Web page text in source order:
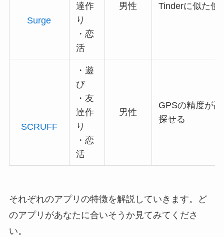
Surge
達作
り
・恋
活
男性 Tinderに似た使
SCRUFF
・遊
び
・友
達作
り
・恋
活
男性
GPSの精度が
探せる
それぞれのアプリの特徴を解説していきます。ど
のアプリがあなたに合いそうか見てみてくださ
い。